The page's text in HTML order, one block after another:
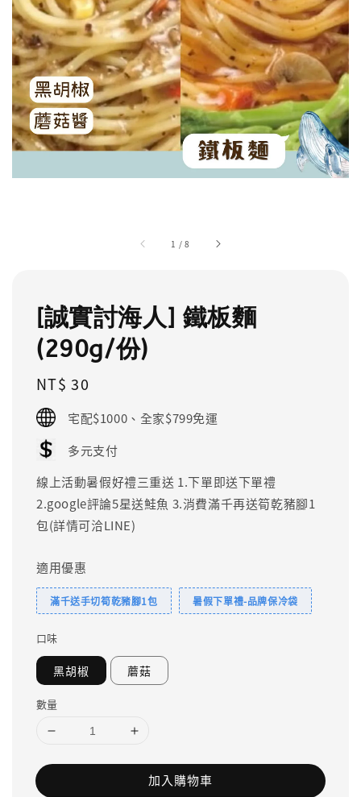
1 /8
[誠實討海人] 鐵板麵
(290g/份)
Regular
price
NT$ 30
宅配$1000、全家$799免運
多元支付
線上活動暑假好禮三重送 1.下單即送下單禮
2.google評論5星送鮭魚 3.消費滿千再送筍乾豬腳1
包(詳情可洽LINE)
適用優惠
滿千送手切筍乾豬腳1包 暑假下單禮-品牌保冷袋
口味
黑胡椒 蘑菇
數量
加入購物車